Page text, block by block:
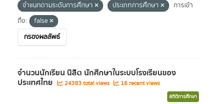
จำแนกตามระดับการศึกษา
ประเภทการศึกษา
การเข้า
ถึง:
false
กรองผลลัพธ์
จำนวนนักเรียน นิสิต นักศึกษาในระบบโรงเรียนของ
ประเทศไทย 24383 total views 16 recent views
สถิติการศึกษา